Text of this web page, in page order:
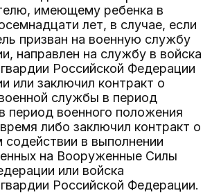
имеющему ребенка в
лет, в случае, если
призван на военную службу
направлен на службу в войска
Российской Федерации
или заключил контракт о
службы в период
период военного положения
либо заключил контракт о
в выполнении
на Вооруженные Силы
или войска
Российской Федерации.